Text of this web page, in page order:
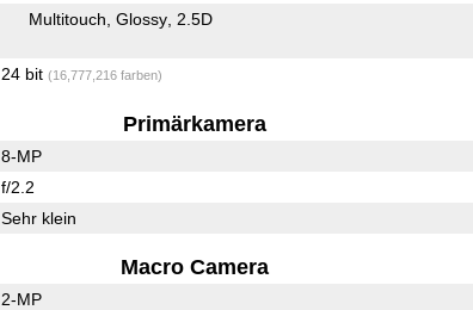
Multitouch Glossy 2.5D
24 bit (16,777,216 farben)
Primärkamera
8-MP
f/2.2
Sehr klein
Macro Camera
2-MP